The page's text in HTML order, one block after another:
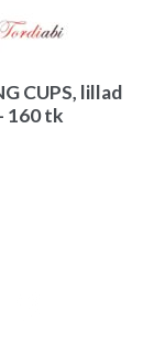
CUPS, lillad
160 tk